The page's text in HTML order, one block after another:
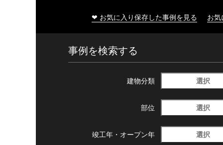
❤ お気に入り保存した事例を見る お
事例を検索する
建物分類 選択
部位 選択
竣工年・ オープン年 選択